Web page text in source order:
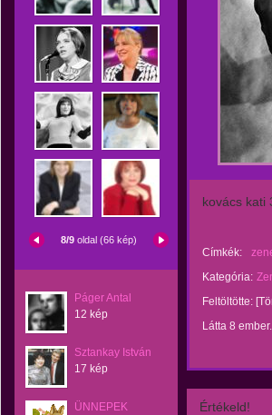
8/9 oldal (66 kép)
Páger Antal
12 kép
Sztankay István
17 kép
ÜNNEPEK
kovács kati
Címkék:
Kategória:
Feltöltötte:
Látta 8 ember.
Értékeld!